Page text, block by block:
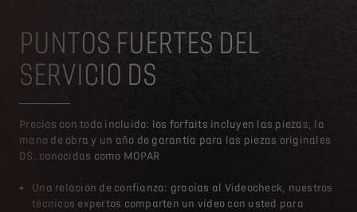
PUNTOS FUERTES DEL
SERVICIO DS
Precios con todo incluido: los forfaits incluyen las piezas, la
mano de obra y un año de garantía para las piezas originales
DS, conocidas como MOPAR
Una relación de confianza: gracias al Videocheck, nuestros
técnicos expertos comparten un vídeo con usted para